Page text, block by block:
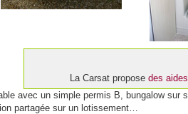
La Carsat propose des
avec un simple permis B, bungalow
partagée sur un lotissement…